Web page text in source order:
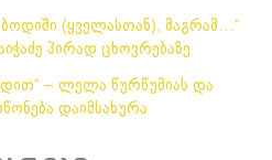
(ყველასთან), მაგრამ…“
პირად ცხოვრებაზე
– ლელა წურწუმიას და
დაიმსახურა